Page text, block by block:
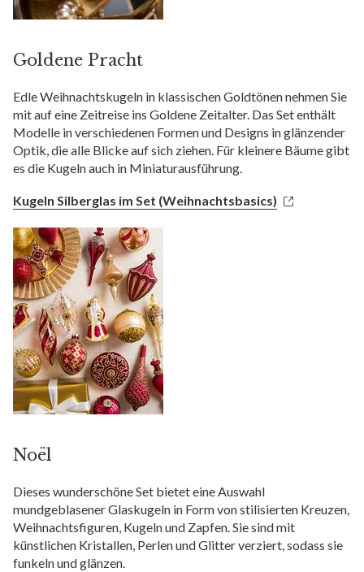
Goldene Pracht
Edle Weihnachtskugeln in klassischen Goldtönen nehmen Sie
mit auf eine Zeitreise ins Goldene Zeitalter. Das Set enthält
Modelle in verschiedenen Formen und Designs in glänzender
Optik, die alle Blicke auf sich ziehen. Für kleinere Bäume gibt
es die Kugeln auch in Miniaturausführung.
Kugeln Silberglas im Set (Weihnachtsbasics)
Noël
Dieses wunderschöne Set bietet eine Auswahl
mundgeblasener Glaskugeln in Form von stilisierten Kreuzen,
Weihnachtsfiguren, Kugeln und Zapfen. Sie sind mit
künstlichen Kristallen, Perlen und Glitter verziert, sodass sie
funkeln und glänzen.